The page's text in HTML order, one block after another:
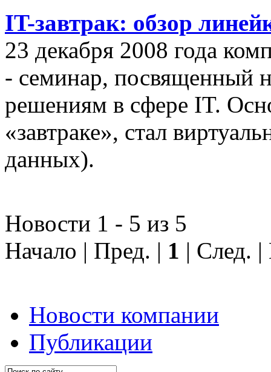
IT-завтрак: обзор
23 декабря 2008 года
- семинар, посвященный
решениям в сфере IT.
«завтраке», стал
данных).
Новости 1 - 5 из 5
Начало | Пред. | 1 | След.
Новости компании
Публикации